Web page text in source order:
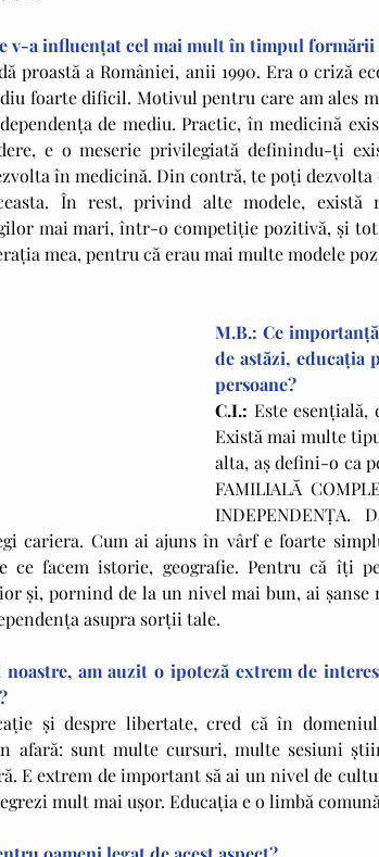
v-a influenţat cel mai mult în timpul formării
proastă a României, anii 1990. Era o criză
foarte dificil. Motivul pentru care am ales
de mediu. Practic, în medicină
e o meserie privilegiată definindu-ți
în medicină. Din contră, te poţi
În rest, privind alte modele, există
mai mari, într-o competiţie pozitivă, şi
mea, pentru că erau mai multe modele
M.B.: Ce
de astăzi, educaţia
persoane?
C.I.: Este esenţială,
Există mai multe
alta, aş defini-o ca
FAMILIALĂ
cariera. Cum ai ajuns în vârf e foarte
ce facem istorie, geografie. Pentru că îţi
şi, pornind de la un nivel mai bun, ai şanse
asupra sorţii tale.
am auzit o ipoteză extrem de
şi despre libertate, cred că în
afară: sunt multe cursuri, multe sesiuni
E extrem de important să ai un nivel de
mult mai uşor. Educaţia e o limbă